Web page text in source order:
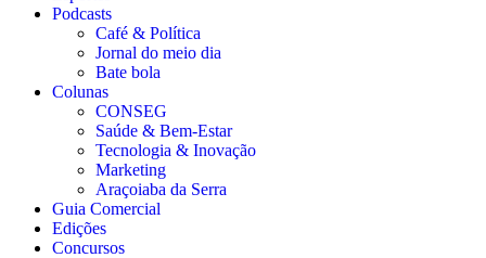
Podcasts
Café & Política
Jornal do meio dia
Bate bola
Colunas
CONSEG
Saúde & Bem-Estar
Tecnologia & Inovação
Marketing
Araçoiaba da Serra
Guia Comercial
Edições
Concursos